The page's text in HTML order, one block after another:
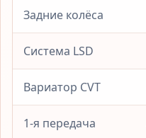
Задние колёса
Система LSD
Вариатор CVT
1-я передача